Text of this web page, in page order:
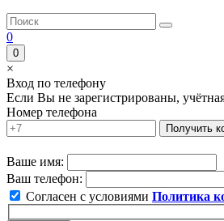
0
0
×
Вход по телефону
Если Вы не зарегистрированы,
Номер телефона
Получить
Ваше имя:
Ваш телефон:
Согласен с условиями Политика